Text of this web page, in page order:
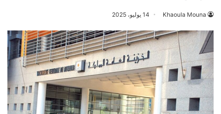
Khaoula Mouna 14 يوليو، 2025